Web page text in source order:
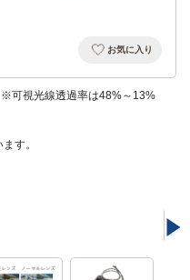
お気に入り
可視光線透過率は48%～13%
す。